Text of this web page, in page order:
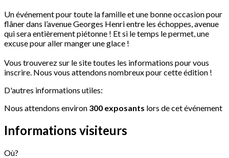
Un événement pour toute la famille et une bonne occasion pour
flâner dans l’avenue Georges Henri entre les échoppes, avenue
qui sera entièrement piétonne ! Et si le temps le permet, une
excuse pour aller manger une glace !
Vous trouverez sur le site toutes les informations pour vous
inscrire. Nous vous attendons nombreux pour cette édition !
D'autres informations utiles:
Nous attendons environ 300 exposants lors de cet événement
Informations visiteurs
Où?